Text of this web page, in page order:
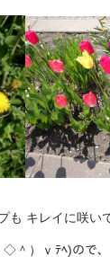
も キレイに咲い
＾）ｖﾃﾍ)ので